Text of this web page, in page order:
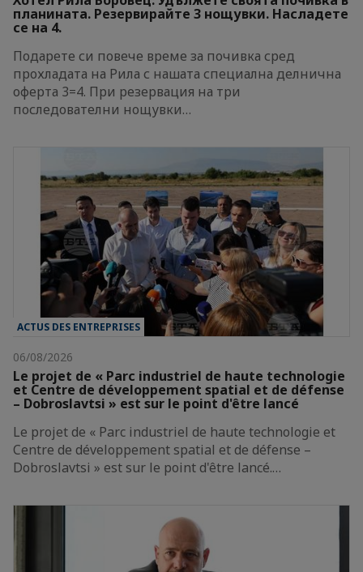
планината. Резервирайте 3 нощувки. Насладете
се на 4.
Подарете си повече време за почивка сред
прохладата на Рила с нашата специална делнична
оферта 3=4. При резервация на три
последователни нощувки…
ACTUS DES ENTREPRISES
06/08/2026
Le projet de « Parc industriel de haute technologie
et Centre de développement spatial et de défense
– Dobroslavtsi » est sur le point d'être lancé
Le projet de « Parc industriel de haute technologie et
Centre de développement spatial et de défense –
Dobroslavtsi » est sur le point d'être lancé.…